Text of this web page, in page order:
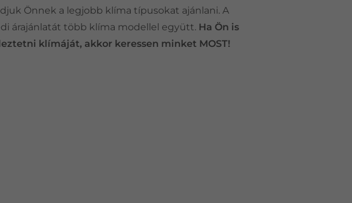
Önnek a legjobb klíma típusokat ajánlani. A
árajánlatát több klíma modellel együtt. Ha Ön is
klímáját, akkor keressen minket MOST!